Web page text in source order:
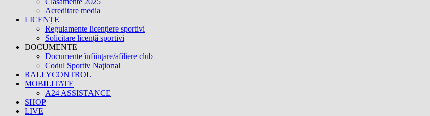
Acreditare media
LICENȚE
Regulamente licențiere sportivi
Solicitare licență sportivi
DOCUMENTE
Documente înfiinţare/afiliere club
Codul Sportiv Naţional
RALLYCONTROL
MOBILITATE
A24 ASSISTANCE
SHOP
LIVE